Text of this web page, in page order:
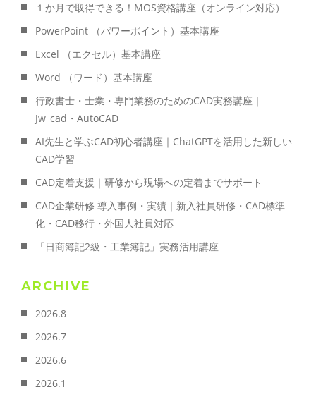
１か月で取得できる！MOS資格講座（オンライン対応）
PowerPoint （パワーポイント）基本講座
Excel （エクセル）基本講座
Word （ワード）基本講座
行政書士・士業・専門業務のためのCAD実務講座｜
Jw_cad・AutoCAD
AI先生と学ぶCAD初心者講座｜ChatGPTを活用した新しい
CAD学習
CAD定着支援｜研修から現場への定着までサポート
CAD企業研修 導入事例・実績｜新入社員研修・CAD標準
化・CAD移行・外国人社員対応
「日商簿記2級・工業簿記」実務活用講座
ARCHIVE
2026.8
2026.7
2026.6
2026.1